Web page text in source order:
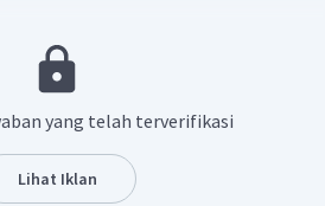
yang telah terverifikasi
Lihat Iklan